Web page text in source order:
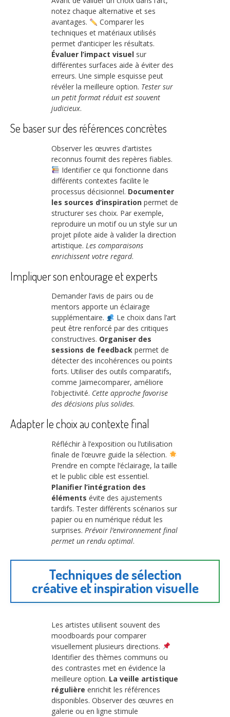
notez chaque alternative et ses
avantages.
Comparer les
techniques et matériaux utilisés
permet d’anticiper les résultats.
Évaluer l’impact visuel sur
différentes surfaces aide à éviter des
erreurs. Une simple esquisse peut
révéler la meilleure option. Tester sur
un petit format réduit est souvent
judicieux.
Se baser sur des références concrètes
Observer les œuvres d’artistes
reconnus fournit des repères fiables.
Identifier ce qui fonctionne dans
différents contextes facilite le
processus décisionnel. Documenter
les sources d’inspiration permet de
structurer ses choix. Par exemple,
reproduire un motif ou un style sur un
projet pilote aide à valider la direction
artistique. Les comparaisons
enrichissent votre regard.
Impliquer son entourage et experts
Demander l’avis de pairs ou de
mentors apporte un éclairage
supplémentaire.
Le choix dans l’art
peut être renforcé par des critiques
constructives. Organiser des
sessions de feedback permet de
détecter des incohérences ou points
forts. Utiliser des outils comparatifs,
comme Jaimecomparer, améliore
l’objectivité. Cette approche favorise
des décisions plus solides.
Adapter le choix au contexte final
Réfléchir à l’exposition ou l’utilisation
finale de l’œuvre guide la sélection.
Prendre en compte l’éclairage, la taille
et le public cible est essentiel.
Planifier l’intégration des
éléments évite des ajustements
tardifs. Tester différents scénarios sur
papier ou en numérique réduit les
surprises. Prévoir l’environnement final
permet un rendu optimal.
Techniques de sélection
créative et inspiration visuelle
Les artistes utilisent souvent des
moodboards pour comparer
visuellement plusieurs directions.
Identifier des thèmes communs ou
des contrastes met en évidence la
meilleure option. La veille artistique
régulière enrichit les références
disponibles. Observer des œuvres en
galerie ou en ligne stimule